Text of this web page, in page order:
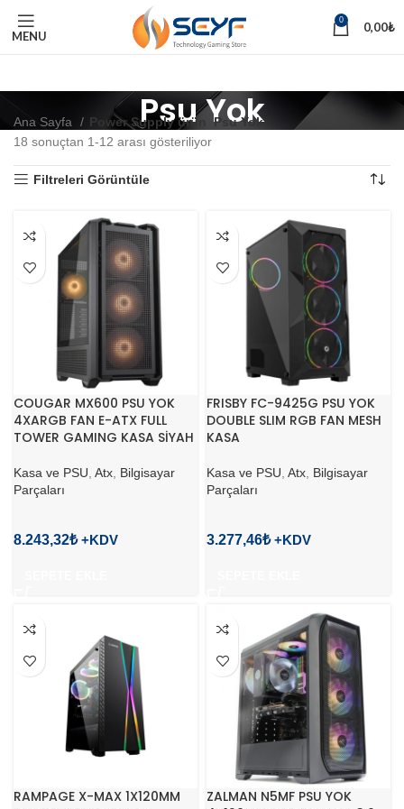
MENU
0 0,00₺
Psu Yok
Ana Sayfa Power Supply ürün
Psu Yok
18 sonuçtan 1-12 arası gösteriliyor
Filtreleri Görüntüle
COUGAR MX600 PSU YOK
4XARGB FAN E-ATX FULL
TOWER GAMING KASA SİYAH
Kasa ve PSU Atx Bilgisayar
Parçaları
8.243,32₺
FRISBY FC-9425G PSU YOK
DOUBLE SLIM RGB FAN MESH
KASA
Kasa ve PSU Atx Bilgisayar
Parçaları
3.277,46₺
RAMPAGE X-MAX 1X120MM
ZALMAN N5MF PSU YOK